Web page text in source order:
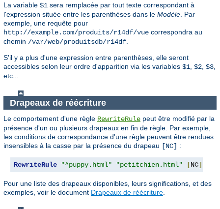
La variable $1 sera remplacée par tout texte correspondant à
l'expression située entre les parenthèses dans le Modèle . Par
exemple, une requête pour
http://example.com/produits/r14df/vue correspondra au
chemin /var/web/produitsdb/r14df
S'il y a plus d'une expression entre parenthèses, elle seront
accessibles selon leur ordre d'apparition via les variables $1 $2 $3
etc...
Drapeaux de réécriture
Le comportement d'une règle RewriteRule peut être modifié par la
présence d'un ou plusieurs drapeaux en fin de règle. Par exemple,
les conditions de correspondance d'une règle peuvent être rendues
insensibles à la casse par la présence du drapeau [NC] :
RewriteRule "^puppy.html" "petitchien.html" [NC]
Pour une liste des drapeaux disponibles, leurs significations, et des
exemples, voir le document Drapeaux de réécriture